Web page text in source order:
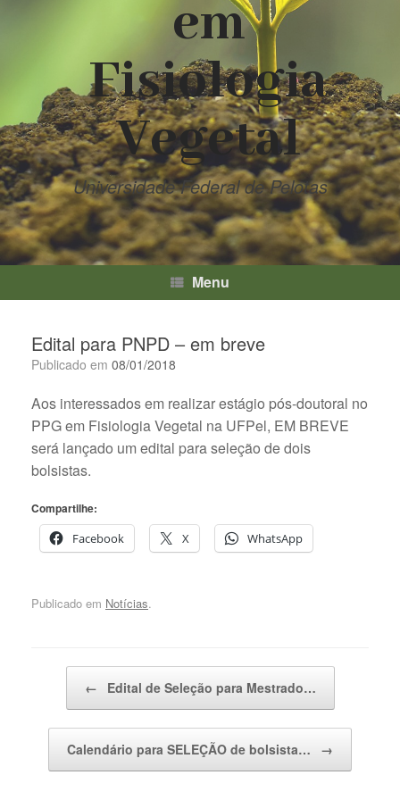
em
Fisiologia
Vegetal
Universidade Federal de Pelotas
Menu
Edital para PNPD – em breve
Publicado em 08/01/2018
Aos interessados em realizar estágio pós-doutoral no
PPG em Fisiologia Vegetal na UFPel, EM BREVE
será lançado um edital para seleção de dois
bolsistas.
Compartilhe:
Facebook
X WhatsApp
Publicado em Notícias.
← Edital de Seleção para Mestrado…
Calendário para SELEÇÃO de bolsista… →